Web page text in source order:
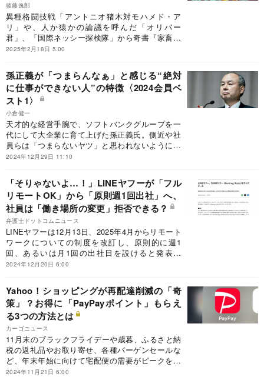
後藤逸郎
異種格闘技戦「アントニオ猪木対モハメド・ア
リ」や、人か猿かの論議を呼んだ「オリバー
君」、「国際ネッシー探検隊」から奇書『家畜人
ヤプー』などをプロデュースし、昭和をにぎわせ
た。康氏に関わった経済界、政界、芸能界、文壇
等の第一人者による偲ぶ会が2月10日、東京都内
で開かれ各人の思い出を熱く語った。ただ、参加
者の誰も触れなかったのがオリンピックを巡る康
氏と電通との“ケンカ”だった。
2025年2月18日 5:00
孫正義が「つまらんなぁ」と感じる“絶対
に仕事ができない人”の特徴〈2024会員ベ
スト1〉
小倉健一
天才的な経営手腕で、ソフトバンクグループを一
代にして大企業に育て上げた孫正義氏。側近や社
員らは「つまらないヤツ」と思われないように、
必死に食らいついたという。そんな孫氏が会議で
2024年12月29日 11:10
「そりゃないよ…！」LINEヤフーが「フル
リモートOK」から「原則週1回出社」へ、
社員は「働き場所の変更」拒否できる？
弁護士ドットコムニュース
LINEヤフーは12月13日、2025年4月からリモート
ワークについての制度を改訂し、原則的に週1
回、あるいは月1回の出社日を設けると発表し
た。フルリモートをしていた社員は、出社を拒否
笠置裕亮弁護士に聞いた。
2024年12月20日 6:00
Yahoo！ショッピングが再配達削減の「奇
策」？お得に「PayPayポイント」もらえ
る3つの方法とは
カーゴニュース
11月末のブラックフライデーや歳暮、ふるさと納
税の返礼品やお取り寄せ、各種バーゲンセールな
ど、年末年始に向けて宅配便の需要がピークを迎
えている。宅配便業界では最大手のヤマト運輸を
2024年11月21日 6:00